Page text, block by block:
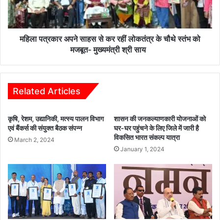
त
,
स्वा
नं
स्कू
ल
ह
ड़
कं
र
अ
प
र
हीं
लो
क
के
चौ
थे
स्तं
भ
महिला पत्रकार अपने साहस से कर रहीं लोकतंत्र के चौथे स्तंभ को
मजबूत- मुख्यमंत्री श्री साय
Related Articles
कृषि, रेशम, उद्यानिकी, मत्स्य पालन विभाग
एवं बैंकर्स की संयुक्त बैठक संपन्न
March 2, 2024
शासन की जनकल्याणकारी योजनाओं को
घर-घर पहुंचने के लिए जिले में जारी है
विकसित भारत संकल्प यात्रा
January 1, 2024